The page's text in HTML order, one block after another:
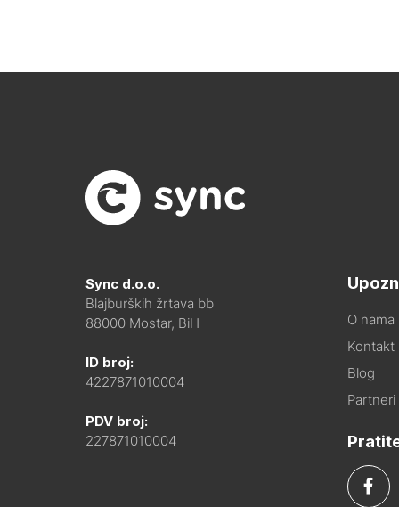
Sync d.o.o.
Blajburških žrtava bb
88000 Mostar, BiH
ID broj:
4227871010004
PDV broj:
227871010004
O nama
Kontakt
Blog
Partneri